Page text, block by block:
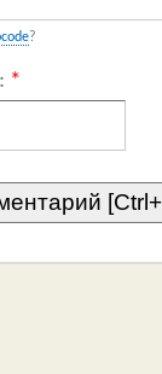
?
*